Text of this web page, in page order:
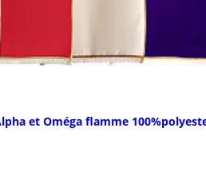
et Oméga flamme